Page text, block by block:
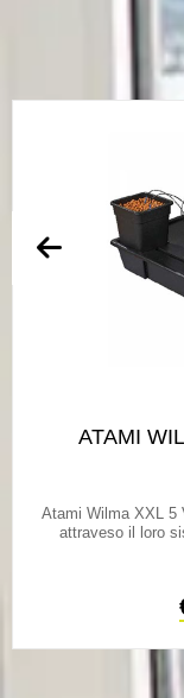
ATAMI
Atami Wilma XXL 5
attraveso il loro